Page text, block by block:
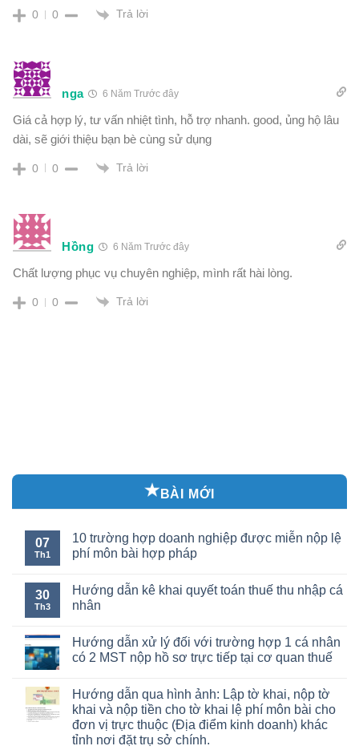
0 0 Trả lời
nga 6 Năm Trước đây
Giá cả hợp lý, tư vấn nhiệt tình, hỗ trợ nhanh. good, ủng hộ lâu
dài, sẽ giới thiệu bạn bè cùng sử dụng
0 0 Trả lời
Hồng 6 Năm Trước đây
Chất lượng phục vụ chuyên nghiệp, mình rất hài lòng.
0 0 Trả lời
BÀI MỚI
07
Th1
10 trường hợp doanh nghiệp được miễn nộp lệ
phí môn bài hợp pháp
30
Th3
Hướng dẫn kê khai quyết toán thuế thu nhập cá
nhân
Hướng dẫn xử lý đối với trường hợp 1 cá nhân
có 2 MST nộp hồ sơ trực tiếp tại cơ quan thuế
Hướng dẫn qua hình ảnh: Lập tờ khai, nộp tờ
khai và nộp tiền cho tờ khai lệ phí môn bài cho
đơn vị trực thuộc (Địa điểm kinh doanh) khác
tỉnh nơi đặt trụ sở chính.